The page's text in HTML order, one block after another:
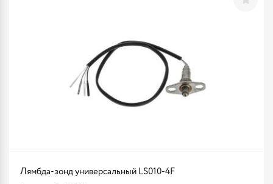
Лямбда-зонд универсальный LS010-4F